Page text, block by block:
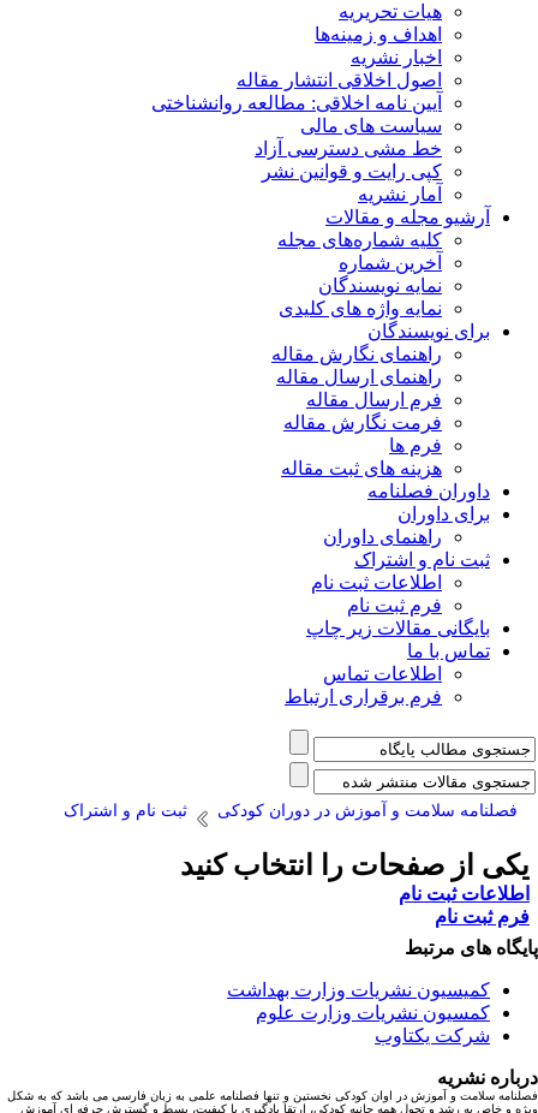
هیات تحریریه
اهداف و زمینه‌ها
اخبار نشریه
اصول اخلاقی انتشار مقاله
آیین نامه اخلاقی: مطالعه روانشناختی
سیاست های مالی
خط مشی دسترسی آزاد
کپی رایت و قوانین نشر
آمار نشریه
آرشیو مجله و مقالات
کلیه شماره‌های مجله
آخرین شماره
نمایه نویسندگان
نمایه واژه های کلیدی
برای نویسندگان
راهنمای نگارش مقاله
راهنمای ارسال مقاله
فرم ارسال مقاله
فرمت نگارش مقاله
فرم ها
هزینه های ثبت مقاله
داوران فصلنامه
برای داوران
راهنمای داوران
ثبت نام و اشتراک
اطلاعات ثبت نام
فرم ثبت نام
بایگانی مقالات زیر چاپ
تماس با ما
اطلاعات تماس
فرم برقراری ارتباط
فصلنامه سلامت و آموزش در دوران کودکی ثبت نام و اشتراک
از صفحات را انتخاب کنید
ثبت نام
ثبت نام
های مرتبط
کمیسیون نشریات وزارت بهداشت
کمسیون نشریات وزارت علوم
شرکت یکتاوب
نشریه
سلامت و آموزش در اوان کودکی نخستین و تنها فصلنامه علمی به زبان فارسی می باشد که به شکل
و خاص به رشد و تحول همه جانبه کودکی، ارتقا یادگیری با کیفیت، بسط و گسترش حرفه ای آموزش